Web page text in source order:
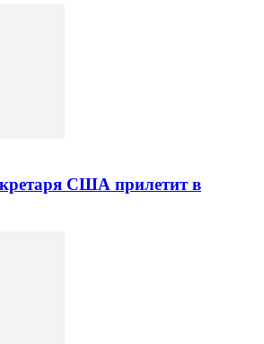
США прилетит в